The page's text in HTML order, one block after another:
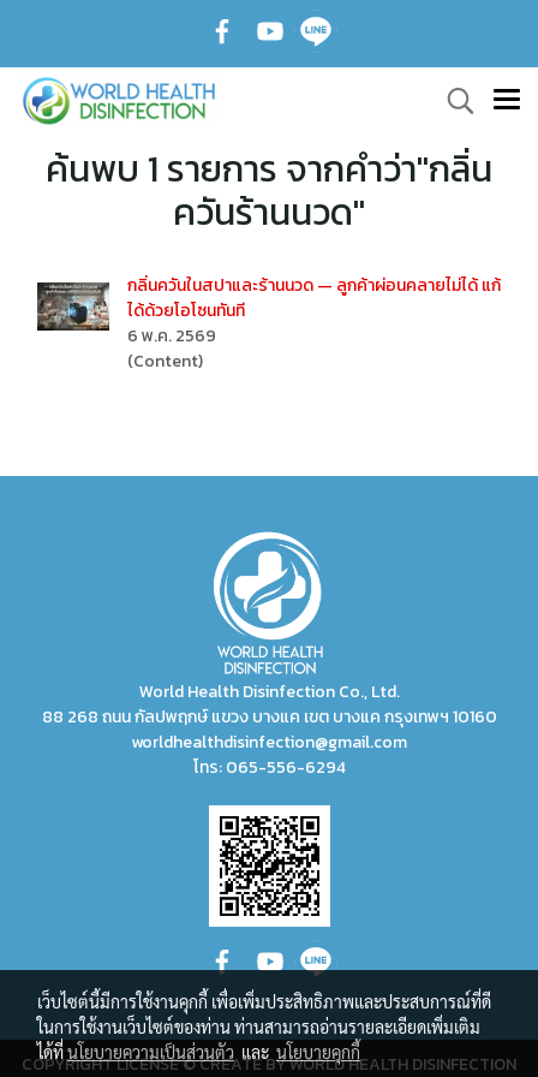
ค้นพบ 1 รายการ จากคำว่า"กลิ่น
ควันร้านนวด"
กลิ่นควันในสปาและร้านนวด — ลูกค้าผ่อนคลายไม่ได้ แก้
ได้ด้วยโอโซนทันที
6 พ.ค. 2569
(Content)
World Health Disinfection Co., Ltd.
88 268 ถนน กัลปพฤกษ์ แขวง บางแค เขต บางแค กรุงเทพฯ 10160
worldhealthdisinfection@gmail.com
โทร:065-556-6294
COPYRIGHT LICENSE © CREATE BY WORLD HEALTH DISINFECTION
เว็บไซต์นี้มีการใช้งานคุกกี้ เพื่อเพิ่มประสิทธิภาพและประสบการณ์ที่ดี
ในการใช้งานเว็บไซต์ของท่าน ท่านสามารถอ่านรายละเอียดเพิ่มเติม
ได้ที่นโยบายความเป็นส่วนตัว และ นโยบายคุกกี้